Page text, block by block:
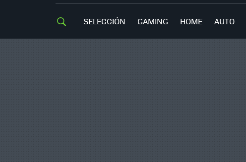
SELECCIÓN GAMING HOME AUTO